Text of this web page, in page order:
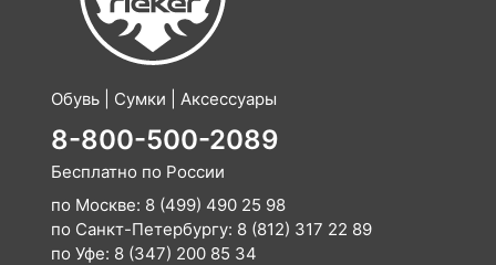
Обувь | Сумки | Аксессуары
8-800-500-2089
Бесплатно по России
по Москве: 8 (499) 490 25 98
по Санкт-Петербургу: 8 (812) 317 22 89
по Уфе: 8 (347) 200 85 34